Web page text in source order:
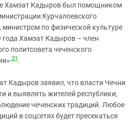
Хамзат Кадыров был помощником
Курчалоевского
по физической культуре
года Хамзат Кадыров – член
политсовета чеченского
31 .
Кадыров заявил, что власти Чечни
и выявлять жителей республики,
чеченских традиций. Любое
в соцсетях будет пресекаться